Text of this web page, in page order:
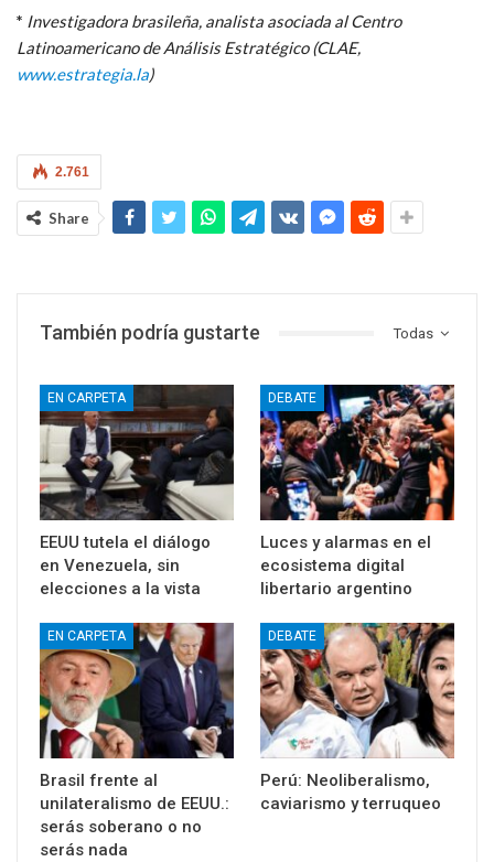
* Investigadora brasileña, analista asociada al Centro
Latinoamericano de Análisis Estratégico (CLAE,
www.estrategia.la)
2.761
Share
Todas
También podría gustarte
EN CARPETA
EEUU tutela el diálogo
en Venezuela, sin
elecciones a la vista
DEBATE
Luces y alarmas en el
ecosistema digital
libertario argentino
EN CARPETA
Brasil frente al
unilateralismo de EEUU.:
serás soberano o no
serás nada
DEBATE
Perú: Neoliberalismo,
caviarismo y terruqueo